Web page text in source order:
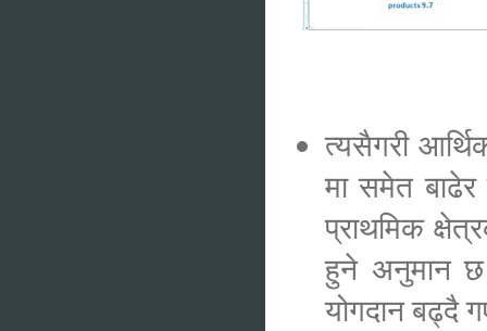
त्यसैगरी
मा समेत बाढेर
प्राथमिक
हुने अनुमान छ
योगदान बढ्दै